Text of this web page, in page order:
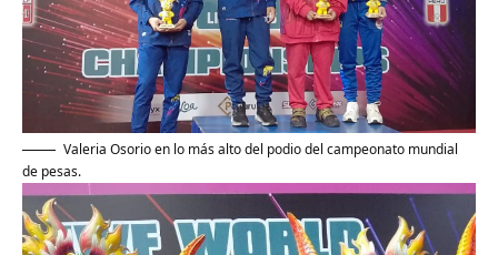
Valeria Osorio en lo más alto del podio del campeonato mundial
de pesas.